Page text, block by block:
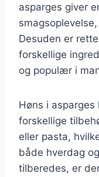
asparges giver
Desuden er
forskellige
og populær i
Høns i asparges
forskellige
eller pasta,
både hverdag
tilberedes, er